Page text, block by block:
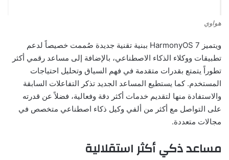
هواوي
ويتميز HarmonyOS 7 ببنية تقنية جديدة صُممت خصيصاً لدعم
تطبيقات ووكلاء الذكاء الاصطناعي، بالإضافة إلى مساعد رقمي أكثر
تطوراً يتمتع بقدرات متقدمة في فهم السياق وتحليل احتياجات
المستخدم. كما يستطيع المساعد الجديد تذكر التفاعلات السابقة
والاستفادة منها لتقديم خدمات أكثر دقة وفعالية، فضلاً عن قدرته
على التواصل مع أكثر من ألفي وكيل ذكاء اصطناعي متخصص في
مجالات متعددة.
مساعد ذكي أكثر استقلالية